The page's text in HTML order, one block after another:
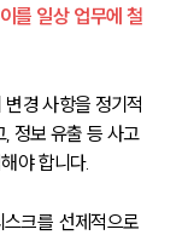
를 일상 업무에 철
경 사항을 정기적
정보 유출 등 사고
야 합니다.
크를 선제적으로